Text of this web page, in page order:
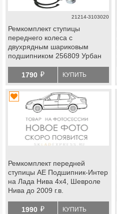
21214-3103020
Ремкомплект ступицы
переднего колеса с
двухрядным шариковым
подшипником 256809 Урбан
4х4, Нива Легенд, Нива
Тревел, Шевроле Нива
1790 й КУПИТЬ
Ремкомплект передней
ступицы АЕ Подшипник-Интер
на Лада Нива 4х4, Шевроле
Нива до 2009 г.в.
1990 й КУПИТЬ